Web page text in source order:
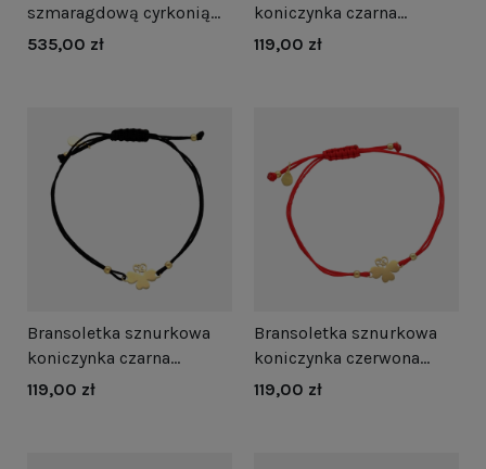
szmaragdową cyrkonią
srebro oksydowane
535,00 zł
koniczynka czarna
pozłacana
119,00 zł
Bransoletka sznurkowa
koniczynka czarna
pozłacana
119,00 zł
Bransoletka sznurkowa
koniczynka czerwona
pozłacana
119,00 zł